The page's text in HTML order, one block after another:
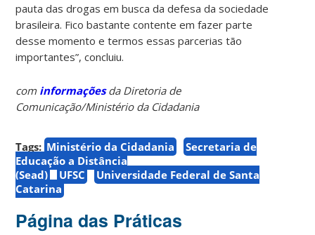
pauta das drogas em busca da defesa da sociedade
brasileira. Fico bastante contente em fazer parte
desse momento e termos essas parcerias tão
importantes”, concluiu.
com informaçõesda Diretoria de
Comunicação/Ministério da Cidadania
Tags: Ministério da Cidadania
Secretaria de
Educação a Distância
(Sead)
UFSC
Universidade Federal de Santa
Catarina
Página das Práticas